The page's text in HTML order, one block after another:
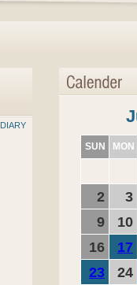
DIARY
SUN MON
2
3
9
10
16
17
23
24